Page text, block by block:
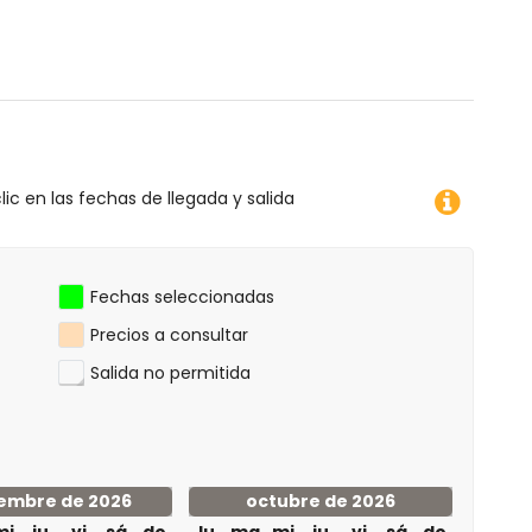
en las fechas de llegada y salida
Fechas seleccionadas
Precios a consultar
Salida no permitida
de 2026
octubre de 2026